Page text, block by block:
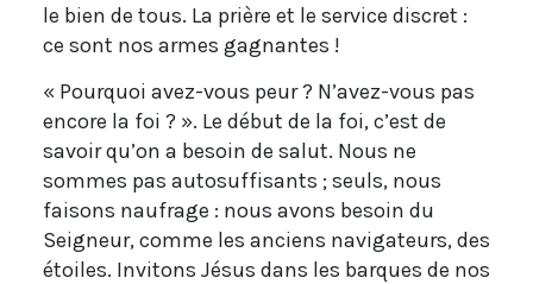
le bien de tous. La prière et le service discret :
ce sont nos armes gagnantes !
« Pourquoi avez-vous peur ? N’avez-vous pas
encore la foi ? ». Le début de la foi, c’est de
savoir qu’on a besoin de salut. Nous ne
sommes pas autosuffisants ; seuls, nous
faisons naufrage : nous avons besoin du
Seigneur, comme les anciens navigateurs, des
étoiles. Invitons Jésus dans les barques de nos